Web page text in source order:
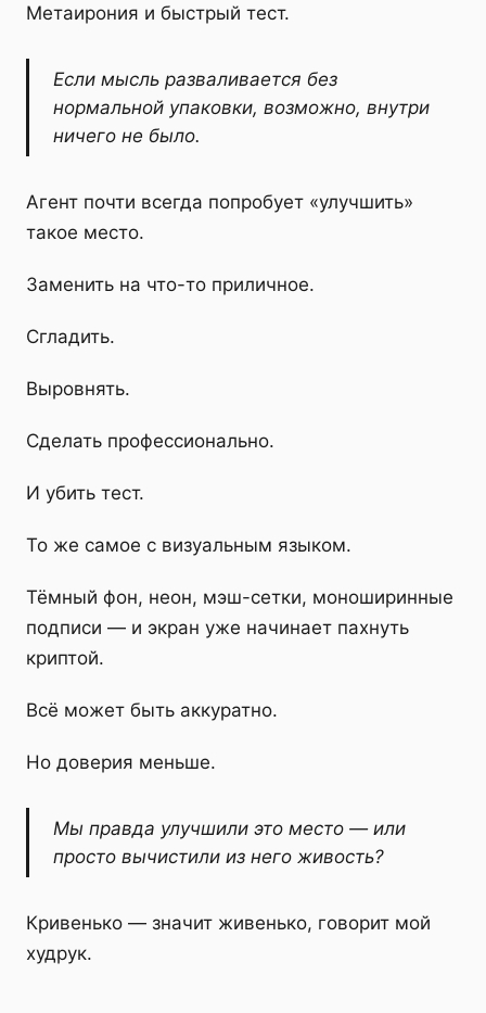
Метаирония и быстрый тест.
Если мысль разваливается без
нормальной упаковки, возможно, внутри
ничего не было.
Агент почти всегда попробует «улучшить»
такое место.
Заменить на что-то приличное.
Сгладить.
Выровнять.
Сделать профессионально.
И убить тест.
То же самое с визуальным языком.
Тёмный фон, неон, мэш-сетки, моноширинные
подписи — и экран уже начинает пахнуть
криптой.
Всё может быть аккуратно.
Но доверия меньше.
Мы правда улучшили это место — или
просто вычистили из него живость?
Кривенько — значит живенько, говорит мой
худрук.